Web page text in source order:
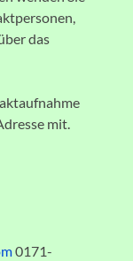
das
mit.
0171-